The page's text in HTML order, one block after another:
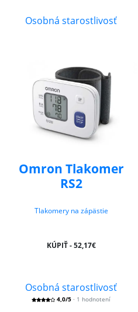
Osobná starostlivosť
Omron Tlakomer
RS2
Tlakomery na zápästie
KÚPIŤ - 52,17€
Osobná starostlivosť
4,0/5 · 1 hodnotení